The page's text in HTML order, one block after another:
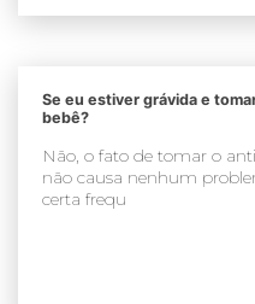
Se eu estiver grávida e
bebê?
Não, o fato de tomar o
não causa nenhum
certa frequ